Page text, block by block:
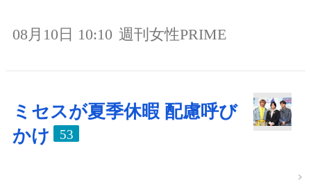
08月10日 10:10 週刊女性PRIME
ミセスが夏季休暇 配慮呼び
かけ
53